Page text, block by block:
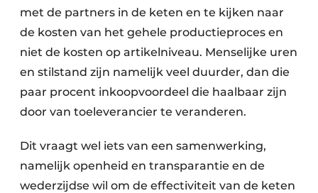
met de partners in de keten en te kijken naar
de kosten van het gehele productieproces en
niet de kosten op artikelniveau. Menselijke uren
en stilstand zijn namelijk veel duurder, dan die
paar procent inkoopvoordeel die haalbaar zijn
door van ­toeleverancier te veranderen.
Dit vraagt wel iets van een samenwerking,
namelijk openheid en transparantie en de
wederzijdse wil om de effectiviteit van de keten